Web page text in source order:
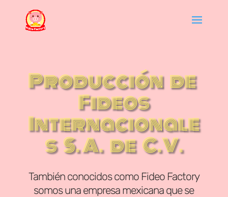
Producción de
Fideos
Internacionale
s S. A. de C.V.
También conocidos como Fideo Factory
somos una empresa mexicana que se